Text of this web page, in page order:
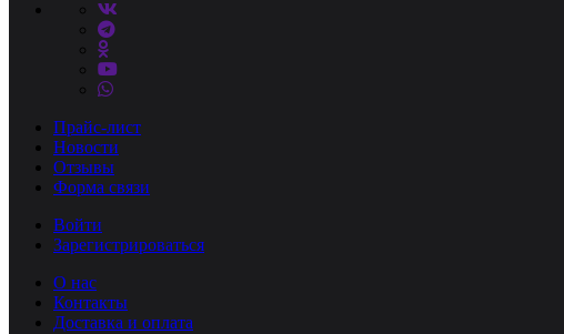
Прайс-лист
Новости
Отзывы
Форма связи
Войти
Зарегистрироваться
О нас
Контакты
Доставка и оплата